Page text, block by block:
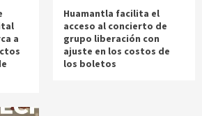
a
Huamantla facilita el
acceso al concierto de
grupo liberación con
ajuste en los costos de
los boletos